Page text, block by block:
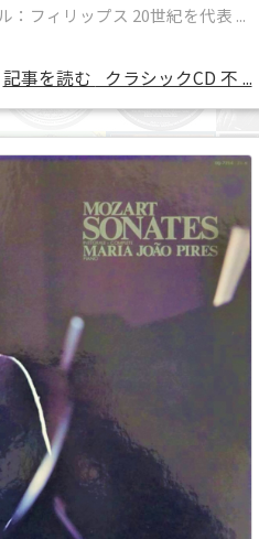
：フィリップス 20世紀を代表 ...
記事を読む クラシックCD 不 ...